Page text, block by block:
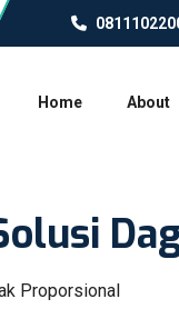
Home About